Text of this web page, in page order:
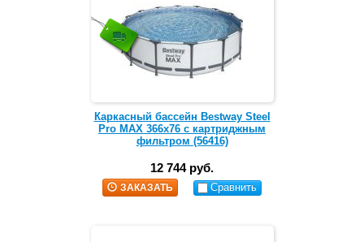
Каркасный бассейн Bestway Steel
Pro MAX 366х76 с картриджным
фильтром (56416)
12 744 руб.
ЗАКАЗАТЬ Сравнить